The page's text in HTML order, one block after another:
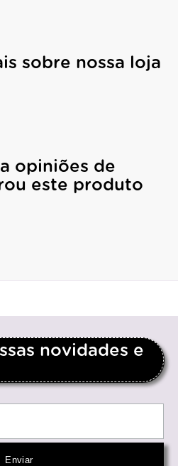
sobre nossa loja
opiniões de
este produto
novidades e